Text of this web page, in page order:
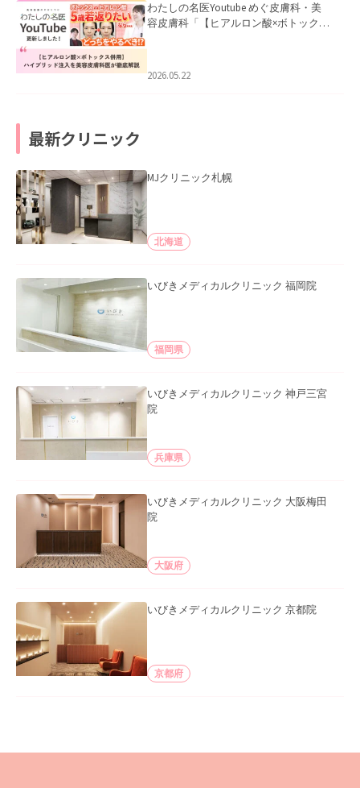
わたしの名医Youtube めぐ皮膚科・美
容皮膚科「【ヒアルロン酸×ボトックス
2026.05.22
最新クリニック
MJクリニック札幌
北海道
いびきメディカルクリニック 福岡院
福岡県
いびきメディカルクリニック 神戸三宮
院
兵庫県
いびきメディカルクリニック 大阪梅田
院
大阪府
いびきメディカルクリニック 京都院
京都府